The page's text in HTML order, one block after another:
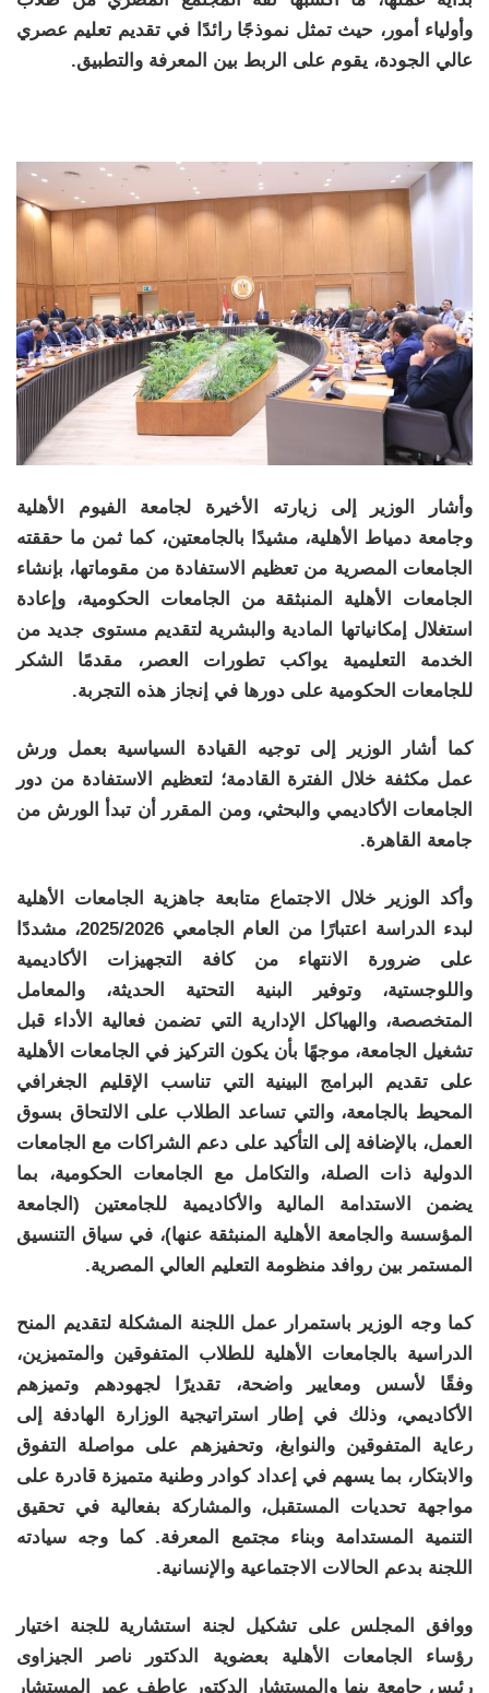
وأولياء أمور، حيث تمثل نموذجًا رائدًا في تقديم تعليم عصري
عالي الجودة، يقوم على الربط بين المعرفة والتطبيق.
وأشار الوزير إلى زيارته الأخيرة لجامعة الفيوم الأهلية
وجامعة دمياط الأهلية، مشيدًا بالجامعتين، كما ثمن ما حققته
الجامعات المصرية من تعظيم الاستفادة من مقوماتها، بإنشاء
الجامعات الأهلية المنبثقة من الجامعات الحكومية، وإعادة
استغلال إمكانياتها المادية والبشرية لتقديم مستوى جديد من
الخدمة التعليمية يواكب تطورات العصر، مقدمًا الشكر
للجامعات الحكومية على دورها في إنجاز هذه التجربة.
كما أشار الوزير إلى توجيه القيادة السياسية بعمل ورش
عمل مكثفة خلال الفترة القادمة؛ لتعظيم الاستفادة من دور
الجامعات الأكاديمي والبحثي، ومن المقرر أن تبدأ الورش من
جامعة القاهرة.
وأكد الوزير خلال الاجتماع متابعة جاهزية الجامعات الأهلية
لبدء الدراسة اعتبارًا من العام الجامعي 2025/2026، مشددًا
على ضرورة الانتهاء من كافة التجهيزات الأكاديمية
واللوجستية، وتوفير البنية التحتية الحديثة، والمعامل
المتخصصة، والهياكل الإدارية التي تضمن فعالية الأداء قبل
تشغيل الجامعة، موجهًا بأن يكون التركيز في الجامعات الأهلية
على تقديم البرامج البينية التي تناسب الإقليم الجغرافي
المحيط بالجامعة، والتي تساعد الطلاب على الالتحاق بسوق
العمل، بالإضافة إلى التأكيد على دعم الشراكات مع الجامعات
الدولية ذات الصلة، والتكامل مع الجامعات الحكومية، بما
يضمن الاستدامة المالية والأكاديمية للجامعتين (الجامعة
المؤسسة والجامعة الأهلية المنبثقة عنها)، في سياق التنسيق
المستمر بين روافد منظومة التعليم العالي المصرية.
كما وجه الوزير باستمرار عمل اللجنة المشكلة لتقديم المنح
الدراسية بالجامعات الأهلية للطلاب المتفوقين والمتميزين،
وفقًا لأسس ومعايير واضحة، تقديرًا لجهودهم وتميزهم
الأكاديمي، وذلك في إطار استراتيجية الوزارة الهادفة إلى
رعاية المتفوقين والنوابغ، وتحفيزهم على مواصلة التفوق
والابتكار، بما يسهم في إعداد كوادر وطنية متميزة قادرة على
مواجهة تحديات المستقبل، والمشاركة بفعالية في تحقيق
التنمية المستدامة وبناء مجتمع المعرفة. كما وجه سيادته
اللجنة بدعم الحالات الاجتماعية والإنسانية.
ووافق المجلس على تشكيل لجنة استشارية للجنة اختيار
رؤساء الجامعات الأهلية بعضوية الدكتور ناصر الجيزاوى
رئيس جامعة بنها والمستشار الدكتور عاطف عمر المستشار